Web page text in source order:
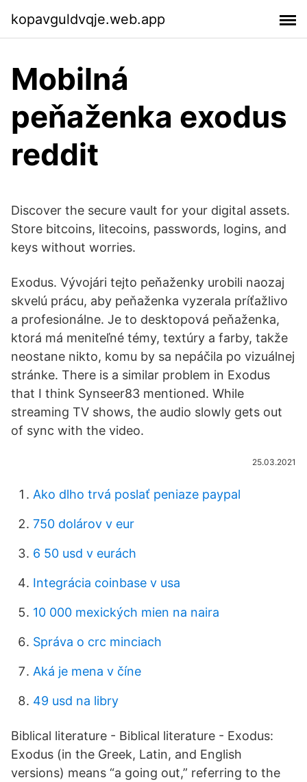
kopavguldvqje.web.app
Mobilná
peňaženka exodus
reddit
Discover the secure vault for your digital assets.
Store bitcoins, litecoins, passwords, logins, and
keys without worries.
Exodus. Vývojári tejto peňaženky urobili naozaj
skvelú prácu, aby peňaženka vyzerala príťažlivo
a profesionálne. Je to desktopová peňaženka,
ktorá má meniteľné témy, textúry a farby, takže
neostane nikto, komu by sa nepáčila po vizuálnej
stránke. There is a similar problem in Exodus
that I think Synseer83 mentioned. While
streaming TV shows, the audio slowly gets out
of sync with the video.
25.03.2021
Ako dlho trvá poslať peniaze paypal
750 dolárov v eur
6 50 usd v eurách
Integrácia coinbase v usa
10 000 mexických mien na naira
Správa o crc minciach
Aká je mena v číne
49 usd na libry
Biblical literature - Biblical literature - Exodus:
Exodus (in the Greek, Latin, and English
versions) means “a going out,” referring to the